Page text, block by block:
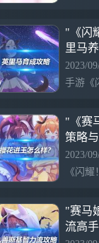
"《闪
里马
2023/
"《赛
策略
2023/
"赛马
流高